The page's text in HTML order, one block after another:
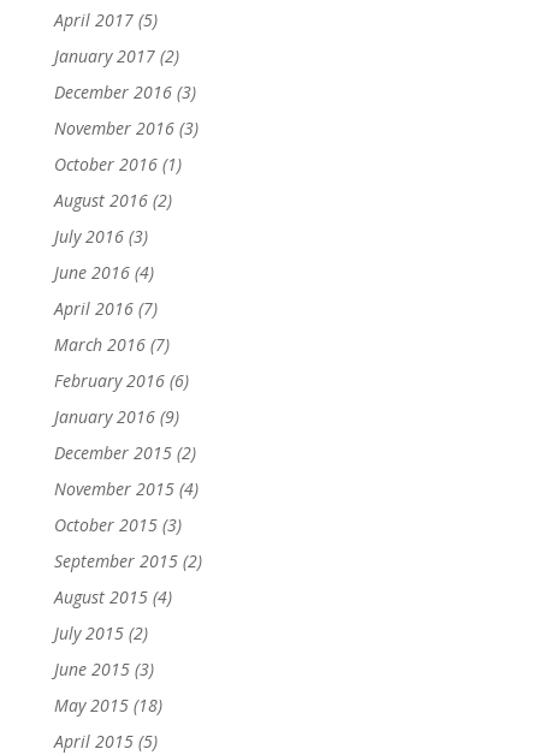
April 2017(5)
January 2017(2)
December 2016(3)
November 2016(3)
October 2016(1)
August 2016(2)
July 2016(3)
June 2016(4)
April 2016(7)
March 2016(7)
February 2016(6)
January 2016(9)
December 2015(2)
November 2015(4)
October 2015(3)
September 2015(2)
August 2015(4)
July 2015(2)
June 2015(3)
May 2015(18)
April 2015(5)